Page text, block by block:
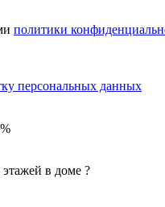
политики
персональных данных
%
в доме ?